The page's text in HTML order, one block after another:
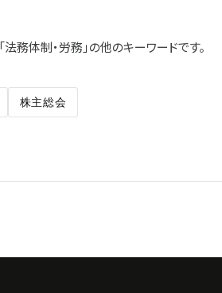
「法務体制・労務」の他のキーワードです。
株主総会